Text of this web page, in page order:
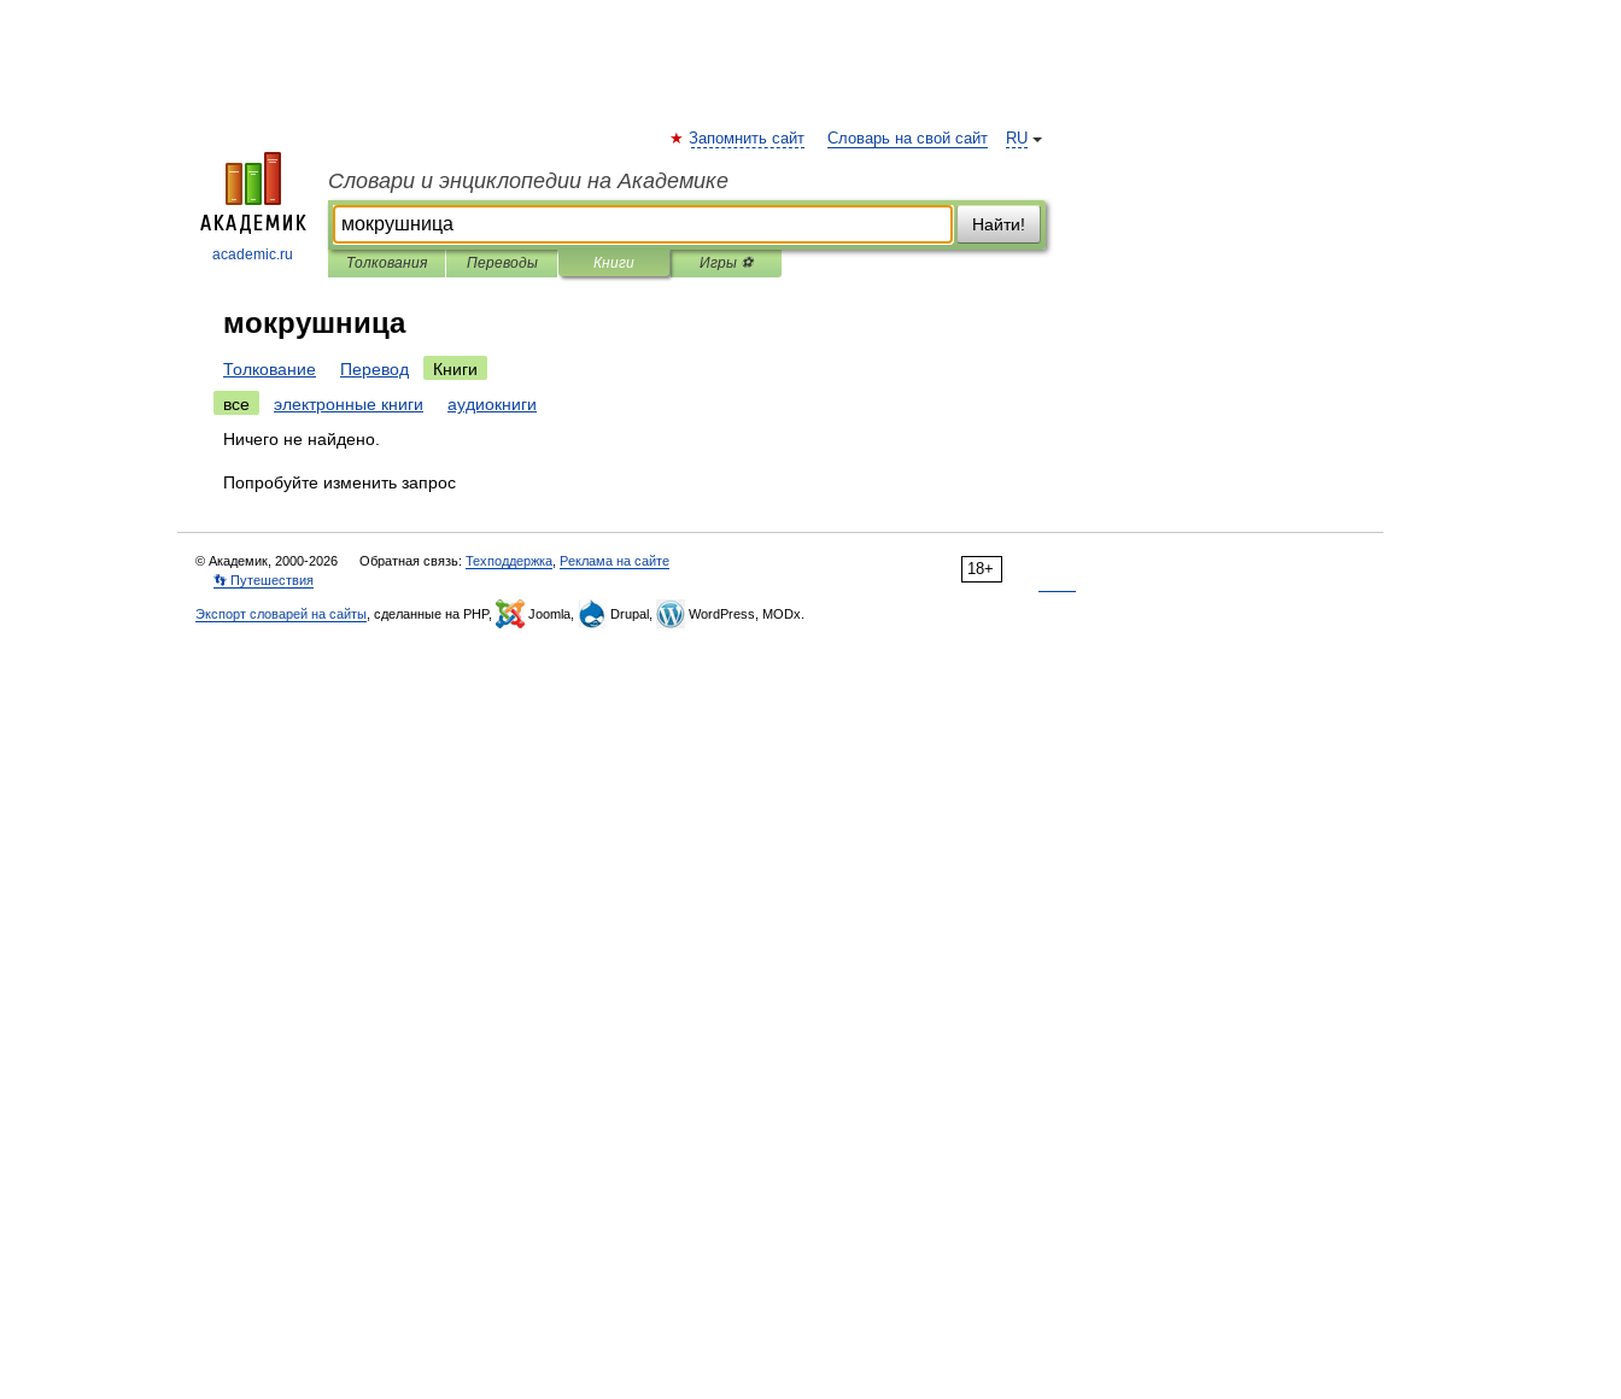
academic.ru
RU
Запомнить сайт Словарь на свой сайт
Словари и энциклопедии на Академике
Найти!
Толкования Переводы Книги Игры ⚽
мокрушница
Толкование Перевод
Книги
все
электронные книги
аудиокниги
Ничего не найдено.
Попробуйте изменить запрос
18+
© Академик, 2000-2026 Обратная связь: Техподдержка Реклама на сайте
👣 Путешествия
Экспорт словарей на сайты , сделанные на PHP, Joomla, Drupal, WordPress, MODx.